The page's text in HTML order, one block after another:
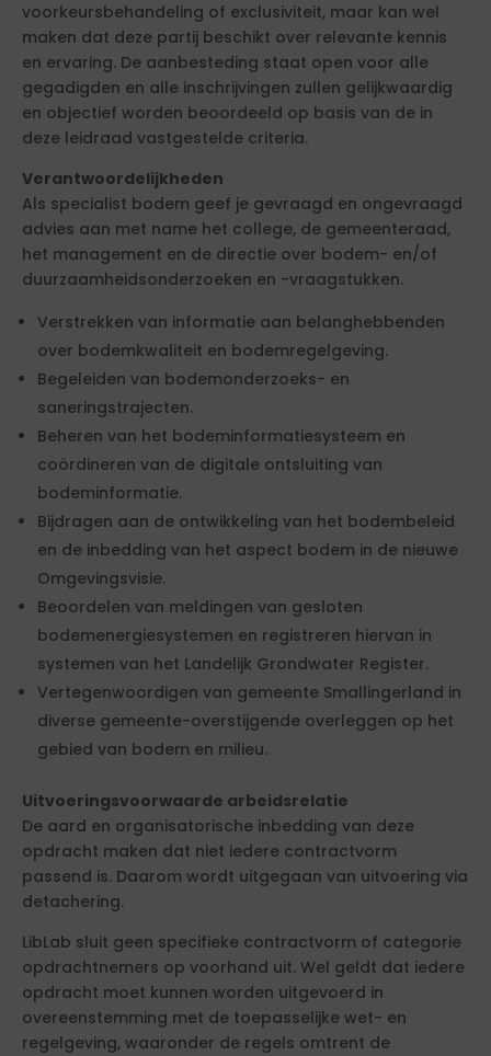
voorkeursbehandeling of exclusiviteit, maar kan wel
maken dat deze partij beschikt over relevante kennis
en ervaring. De aanbesteding staat open voor alle
gegadigden en alle inschrijvingen zullen gelijkwaardig
en objectief worden beoordeeld op basis van de in
deze leidraad vastgestelde criteria.
Verantwoordelijkheden
Als specialist bodem geef je gevraagd en ongevraagd
advies aan met name het college, de gemeenteraad,
het management en de directie over bodem- en/of
duurzaamheidsonderzoeken en -vraagstukken.
Verstrekken van informatie aan belanghebbenden
over bodemkwaliteit en bodemregelgeving.
Begeleiden van bodemonderzoeks- en
saneringstrajecten.
Beheren van het bodeminformatiesysteem en
coördineren van de digitale ontsluiting van
bodeminformatie.
Bijdragen aan de ontwikkeling van het bodembeleid
en de inbedding van het aspect bodem in de nieuwe
Omgevingsvisie.
Beoordelen van meldingen van gesloten
bodemenergiesystemen en registreren hiervan in
systemen van het Landelijk Grondwater Register.
Vertegenwoordigen van gemeente Smallingerland in
diverse gemeente-overstijgende overleggen op het
gebied van bodem en milieu.
Uitvoeringsvoorwaarde arbeidsrelatie
De aard en organisatorische inbedding van deze
opdracht maken dat niet iedere contractvorm
passend is. Daarom wordt uitgegaan van uitvoering via
detachering.
LibLab sluit geen specifieke contractvorm of categorie
opdrachtnemers op voorhand uit. Wel geldt dat iedere
opdracht moet kunnen worden uitgevoerd in
overeenstemming met de toepasselijke wet- en
regelgeving, waaronder de regels omtrent de